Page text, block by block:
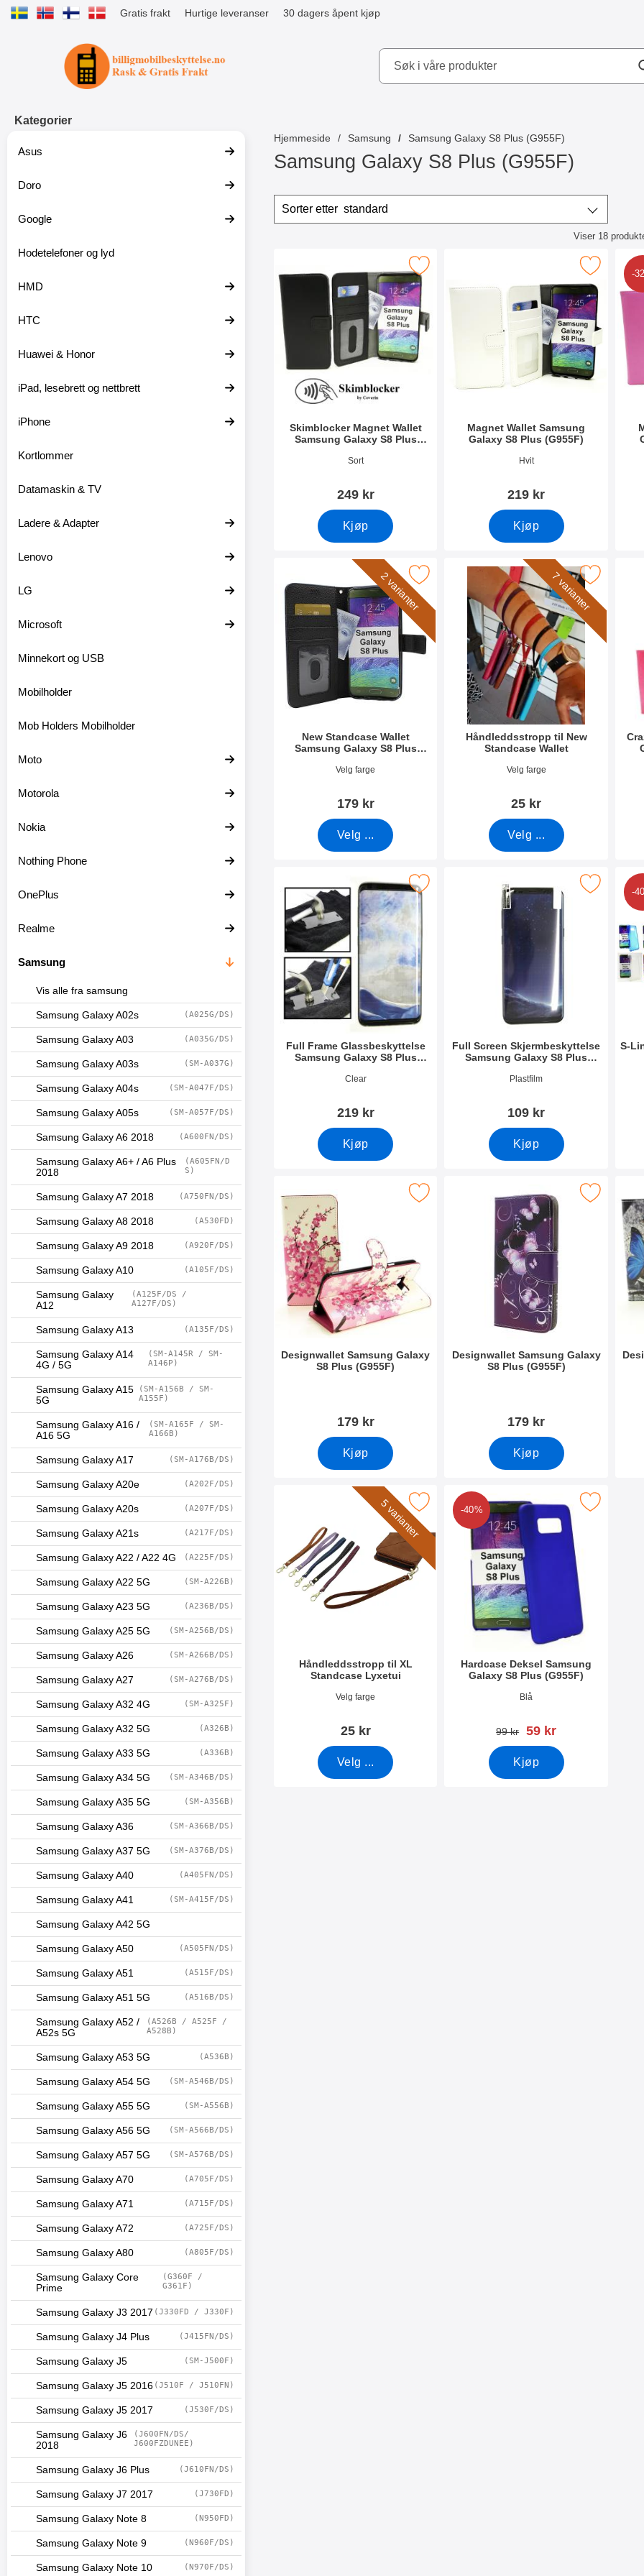
Gratis frakt Hurtige leveranser 30 dagers åpent kjøp
Startsiden for Tibro Billiga Mobilskydd AB
Kategorier
Asus
Doro
Google
Hodetelefoner og lyd
HMD
HTC
Huawei & Honor
iPad, lesebrett og nettbrett
iPhone
Kortlommer
Datamaskin & TV
Ladere & Adapter
Lenovo
LG
Microsoft
Minnekort og USB
Mobilholder
Mob Holders Mobilholder
Moto
Motorola
Nokia
Nothing Phone
OnePlus
Realme
Samsung
Vis alle fra samsung
Samsung Galaxy A02s (A025G/DS)
Samsung Galaxy A03 (A035G/DS)
Samsung Galaxy A03s (SM-A037G)
Samsung Galaxy A04s (SM-A047F/DS)
Samsung Galaxy A05s (SM-A057F/DS)
Samsung Galaxy A6 2018 (A600FN/DS)
Samsung Galaxy A6+ / A6 Plus
2018
(A605FN/D
S)
Samsung Galaxy A7 2018 (A750FN/DS)
Samsung Galaxy A8 2018 (A530FD)
Samsung Galaxy A9 2018 (A920F/DS)
Samsung Galaxy A10 (A105F/DS)
Samsung Galaxy
A12
(A125F/DS /
A127F/DS)
Samsung Galaxy A13 (A135F/DS)
Samsung Galaxy A14
4G / 5G
(SM-A145R / SM-
A146P)
Samsung Galaxy A15
5G
(SM-A156B / SM-
A155F)
Samsung Galaxy A16 /
A16 5G
(SM-A165F / SM-
A166B)
Samsung Galaxy A17 (SM-A176B/DS)
Samsung Galaxy A20e (A202F/DS)
Samsung Galaxy A20s (A207F/DS)
Samsung Galaxy A21s (A217F/DS)
Samsung Galaxy A22 / A22 4G (A225F/DS)
Samsung Galaxy A22 5G (SM-A226B)
Samsung Galaxy A23 5G (A236B/DS)
Samsung Galaxy A25 5G (SM-A256B/DS)
Samsung Galaxy A26 (SM-A266B/DS)
Samsung Galaxy A27 (SM-A276B/DS)
Samsung Galaxy A32 4G (SM-A325F)
Samsung Galaxy A32 5G (A326B)
Samsung Galaxy A33 5G (A336B)
Samsung Galaxy A34 5G (SM-A346B/DS)
Samsung Galaxy A35 5G (SM-A356B)
Samsung Galaxy A36 (SM-A366B/DS)
Samsung Galaxy A37 5G (SM-A376B/DS)
Samsung Galaxy A40 (A405FN/DS)
Samsung Galaxy A41 (SM-A415F/DS)
Samsung Galaxy A42 5G
Samsung Galaxy A50 (A505FN/DS)
Samsung Galaxy A51 (A515F/DS)
Samsung Galaxy A51 5G (A516B/DS)
Samsung Galaxy A52 /
A52s 5G
(A526B / A525F /
A528B)
Samsung Galaxy A53 5G (A536B)
Samsung Galaxy A54 5G (SM-A546B/DS)
Samsung Galaxy A55 5G (SM-A556B)
Samsung Galaxy A56 5G (SM-A566B/DS)
Samsung Galaxy A57 5G (SM-A576B/DS)
Samsung Galaxy A70 (A705F/DS)
Samsung Galaxy A71 (A715F/DS)
Samsung Galaxy A72 (A725F/DS)
Samsung Galaxy A80 (A805F/DS)
Samsung Galaxy Core
Prime
(G360F /
G361F)
Samsung Galaxy J3 2017 (J330FD / J330F)
Samsung Galaxy J4 Plus (J415FN/DS)
Samsung Galaxy J5 (SM-J500F)
Samsung Galaxy J5 2016 (J510F / J510FN)
Samsung Galaxy J5 2017 (J530F/DS)
Samsung Galaxy J6
2018
(J600FN/DS/
J600FZDUNEE)
Samsung Galaxy J6 Plus (J610FN/DS)
Samsung Galaxy J7 2017 (J730FD)
Samsung Galaxy Note 8 (N950FD)
Samsung Galaxy Note 9 (N960F/DS)
Samsung Galaxy Note 10 (N970F/DS)
Hjemmeside Samsung Samsung Galaxy S8 Plus (G955F)
Samsung Galaxy S8 Plus (G955F)
å
i
o
d
p
e
Filter/sorter
standard
Viser 18
Skimblocker Magnet Wallet
Samsung Galaxy S8 Plus
Varenummer 44106
Sort
249 kr
Kjøp
Merk skimblocker Magnet Wallet Samsung Galaxy S8 Plus (G955F) som favoritt
Magnet Wallet Samsung
Galaxy S8 Plus (G955F)
Varenummer 22082
Hvit
219 kr
Kjøp
Merk magnet Wallet Samsung Galaxy S8
-
Merk
2 varianter
New Standcase Wallet
Samsung Galaxy S8 Plus
Varenummer 37723
Velg farge
179 kr
Velg ...
Merk new Standcase Wallet Samsung Galaxy S8 Plus (G955F) som favoritt
7 varianter
Håndleddsstropp til New
Standcase Wallet
Varenummer 40789
Velg farge
25 kr
Velg ...
Merk håndleddsstropp til NewMerk crazy
Full Frame Glassbeskyttelse
Samsung Galaxy S8 Plus
Varenummer 22567
Clear
219 kr
Kjøp
Merk full Frame Glassbeskyttelse Samsung Galaxy S8 Plus (G955F) som favoritt
Full Screen Skjermbeskyttelse
Samsung Galaxy S8 Plus
Varenummer 23757
Plastfilm
109 kr
Kjøp
Merk full Screen Skjermbeskyttelse Samsung
-
S-
Merk s-
Designwallet Samsung Galaxy
S8 Plus (G955F)
179 kr
Kjøp
Merk designwallet Samsung Galaxy S8 Plus (G955F) som favoritt
Designwallet Samsung Galaxy
S8 Plus (G955F)
179 kr
Kjøp
Merk designwallet Samsung Galaxy S8
Merk
5 varianter
Håndleddsstropp til XL
Standcase Lyxetui
Varenummer 50276
Velg farge
25 kr
Velg ...
Merk håndleddsstropp til XL Standcase Lyxetui som favoritt
-40%
Hardcase Deksel Samsung
Galaxy S8 Plus (G955F)
Varenummer 22417
Blå
gammel pris
99 kr ny pris
59 kr
Kjøp
Merk hardcase Deksel Samsung Galaxy S8